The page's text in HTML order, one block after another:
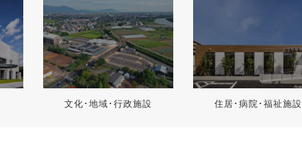
文化･地域･行政施設 住居･病院･福祉施設